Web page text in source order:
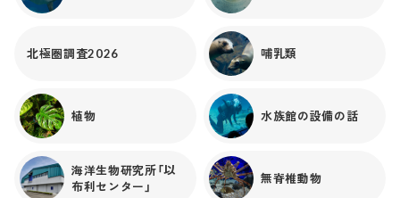
北極圏調査2026 哺乳類
植物 水族館の設備の話
海洋生物研究所「以
布利センター」
無脊椎動物